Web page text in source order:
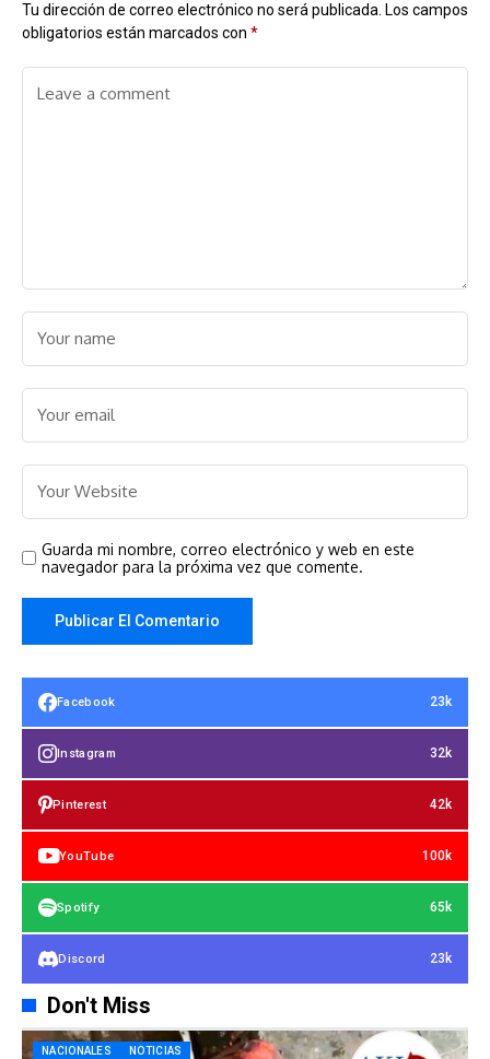
Tu dirección de correo electrónico no será publicada. Los campos
obligatorios están marcados con *
Guarda mi nombre, correo electrónico y web en este
navegador para la próxima vez que comente.
Facebook 23k
Instagram 32k
Pinterest 42k
YouTube 100k
Spotify 65k
Discord 23k
Don't Miss
NACIONALES NOTICIAS